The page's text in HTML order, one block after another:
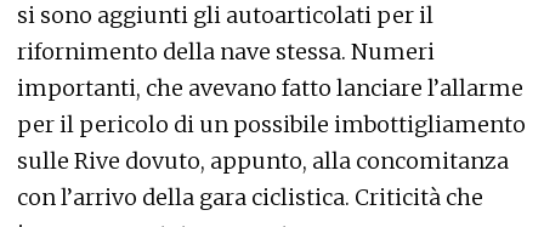
si sono aggiunti gli autoarticolati per il
rifornimento della nave stessa. Numeri
importanti, che avevano fatto lanciare l’allarme
per il pericolo di un possibile imbottigliamento
sulle Rive dovuto, appunto, alla concomitanza
con l’arrivo della gara ciclistica. Criticità che